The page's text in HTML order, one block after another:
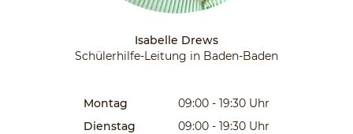
Isabelle Drews
Schülerhilfe-Leitung in Baden-Baden
Montag 09:00 - 19:30 Uhr
Dienstag
09:00 - 19:30 Uhr